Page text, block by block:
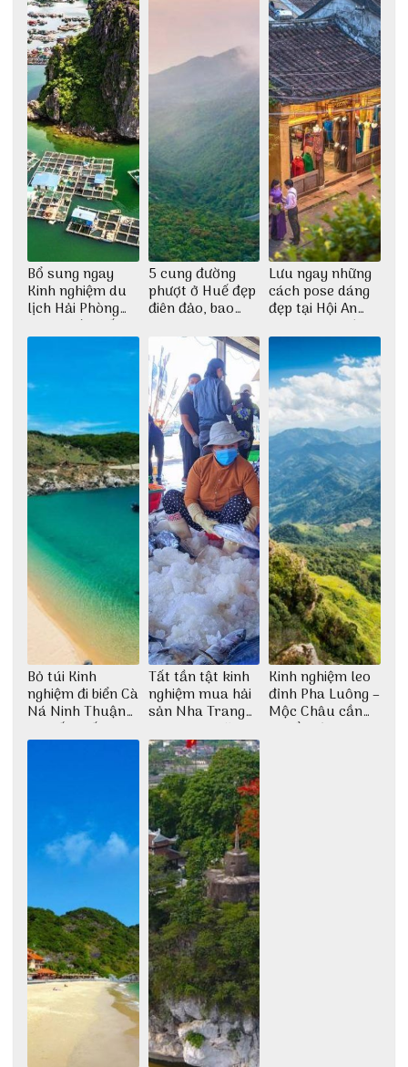
Bổ sung ngay
Kinh nghiệm du
lịch Hải Phòng
2022 mới nhất
5 cung đường
phượt ở Huế đẹp
điên đảo, bao
dịch
Lưu ngay những
cách pose dáng
đẹp tại Hội An
cho dân nghiện
sống ảo
Bỏ túi Kinh
nghiệm đi biển Cà
Ná Ninh Thuận
chi tiết nhất
Tất tần tật kinh
nghiệm mua hải
sản Nha Trang
không lo chặt
chém
Kinh nghiệm leo
đỉnh Pha Luông –
Mộc Châu cần
chuẩn bị những